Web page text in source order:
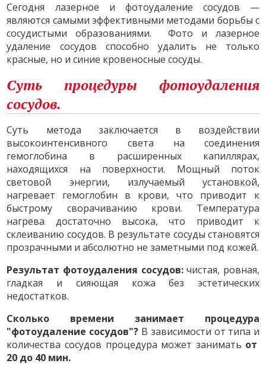
Сегодня лазерное и фотоудаление сосудов —
являются самыми эффективными методами борьбы с
сосудистыми образованиями. Фото и лазерное
удаление сосудов способно удалить не только
красные, но и синие кровеносные сосуды.
Суть процедуры фотоудаления
сосудов.
Суть метода заключается в воздействии
высокоинтенсивного света на соединения
гемоглобина в расширенных капиллярах,
находящихся на поверхности. Мощный поток
световой энергии, излучаемый установкой,
нагревает гемоглобин в крови, что приводит к
быстрому сворачиванию крови. Температура
нагрева достаточно высока, что приводит к
склеиванию сосудов. В результате сосуды становятся
прозрачными и абсолютно не заметными под кожей.
Результат фотоудаления сосудов:чистая, ровная,
гладкая и сияющая кожа без эстетических
недостатков.
Сколько времени занимает процедура
"фотоудаление сосудов"? В зависимости от типа и
количества сосудов процедура может занимать от
20 до 40 мин.